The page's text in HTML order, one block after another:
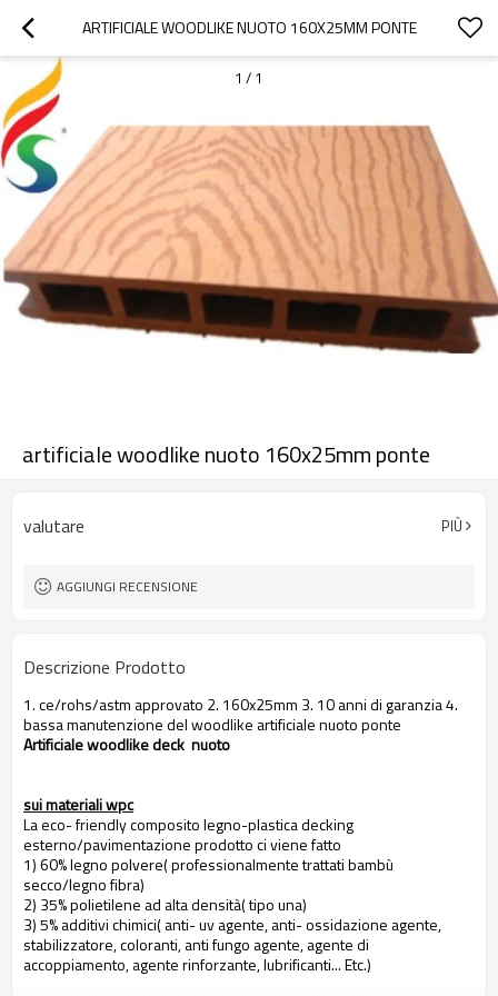
ARTIFICIALE WOODLIKE NUOTO 160X25MM PONTE
1 / 1
artificiale woodlike nuoto 160x25mm ponte
valutare PIÙ
AGGIUNGI RECENSIONE
Descrizione Prodotto
1. ce/rohs/astm approvato 2. 160x25mm 3. 10 anni di garanzia 4.
bassa manutenzione del woodlike artificiale nuoto ponte
Artificiale woodlike deck nuoto
sui materiali wpc
La eco- friendly composito legno-plastica decking
esterno/pavimentazione prodotto ci viene fatto
1) 60% legno polvere( professionalmente trattati bambù
secco/legno fibra)
2) 35% polietilene ad alta densità( tipo una)
3) 5% additivi chimici( anti- uv agente, anti- ossidazione agente,
stabilizzatore, coloranti, anti fungo agente, agente di
accoppiamento, agente rinforzante, lubrificanti... Etc.)